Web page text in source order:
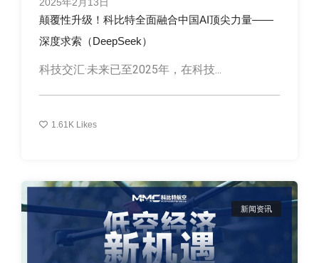
颠覆性升级！科比特全面融合中国AI顶尖力量——
深度求索（DeepSeek）
科技交汇·未来已至2025年，在科技...
1.61K Likes
新闻资讯